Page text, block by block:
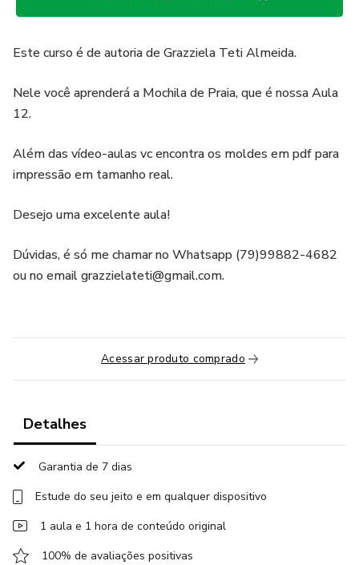
Este curso é de autoria de Grazziela Teti Almeida.
Nele você aprenderá a Mochila de Praia, que é nossa Aula
12.
Além das vídeo-aulas vc encontra os moldes em pdf para
impressão em tamanho real.
Desejo uma excelente aula!
Dúvidas, é só me chamar no Whatsapp (79)99882-4682
ou no email grazzielateti@gmail.com.
Acessar produto comprado
Detalhes
Garantia de 7 dias
Estude do seu jeito e em qualquer dispositivo
1 aula e 1 hora de conteúdo original
100% de avaliações positivas